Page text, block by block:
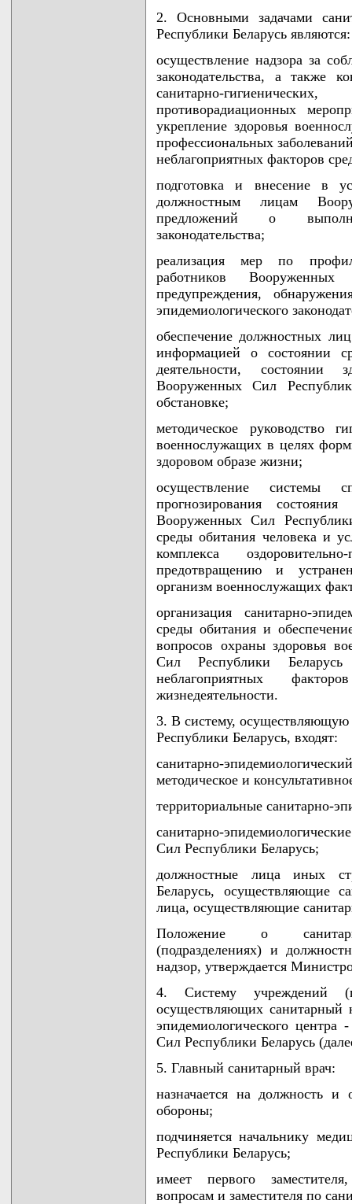
2. Основными задачами
Республики Беларусь являются:
осуществление надзора за
законодательства, а также
санитарно-
противорадиационных
укрепление здоровья
профессиональных
неблагоприятных факторов
подготовка и внесение в
должностным лицам
предложений о
законодательства;
реализация мер по
работников
предупреждения,
эпидемиологического
обеспечение должностных
информацией о состоянии
деятельности, состоянии
Вооруженных Сил
обстановке;
методическое руководство
военнослужащих в целях
здоровом образе жизни;
осуществление системы
прогнозирования
Вооруженных Сил
среды обитания человека и
комплекса
предотвращению и
организм военнослужащих
организация санитарно-
среды обитания и
вопросов охраны здоровья
Сил Республики
неблагоприятных
жизнедеятельности.
3. В систему,
Республики Беларусь, входят:
санитарно-
методическое и
территориальные санитарно-
санитарно-
Сил Республики Беларусь;
должностные лица иных
Беларусь, осуществляющие
лица, осуществляющие
Положение о санитарно-
(подразделениях) и
надзор, утверждается
4. Систему учреждений
осуществляющих санитарный
эпидемиологического
Сил Республики Беларусь
5. Главный санитарный врач:
назначается на должность и
обороны;
подчиняется начальнику
Республики Беларусь;
имеет первого
вопросам и заместителя по